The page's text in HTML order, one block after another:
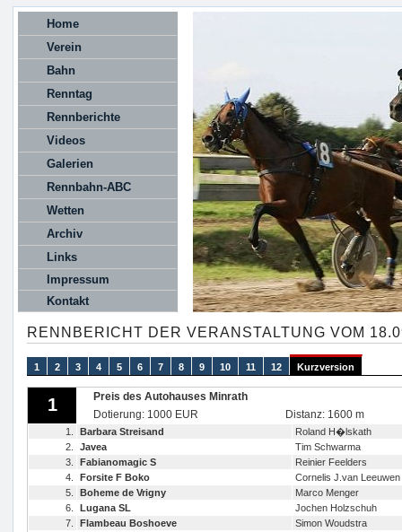
Home
Verein
Bahn
Renntag
Rennberichte
Videos
Galerien
Rennbahn-ABC
Wetten
Archiv
Links
Impressum
Kontakt
RENNBERICHT DER VERANSTALTUNG VOM
1 2 3 4 5 6 7 8 9 10 11 12 Kurzversion
1
Preis des Autohauses Minrath
Dotierung: 1000 EUR
Distanz: 1600 m
1. Barbara Streisand
Roland H�lskath
2.
Javea
Tim Schwarma
3.
Fabianomagic S
Reinier Feelders
4.
Forsite F Boko
Cornelis J.van Leeuwen
5.
Boheme de Vrigny
Marco Menger
6.
Lugana SL
Jochen Holzschuh
7.
Flambeau Boshoeve
Simon Woudstra